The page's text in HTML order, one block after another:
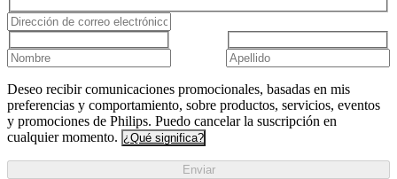
Deseo recibir comunicaciones promocionales, basadas en mis
preferencias y comportamiento, sobre productos, servicios, eventos
y promociones de Philips. Puedo cancelar la suscripción en
cualquier momento. ¿Qué significa?
Enviar